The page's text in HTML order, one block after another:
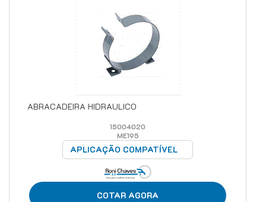
ABRACADEIRA HIDRAULICO
15004020
ME195
APLICAÇÃO COMPATÍVEL
COTAR AGORA